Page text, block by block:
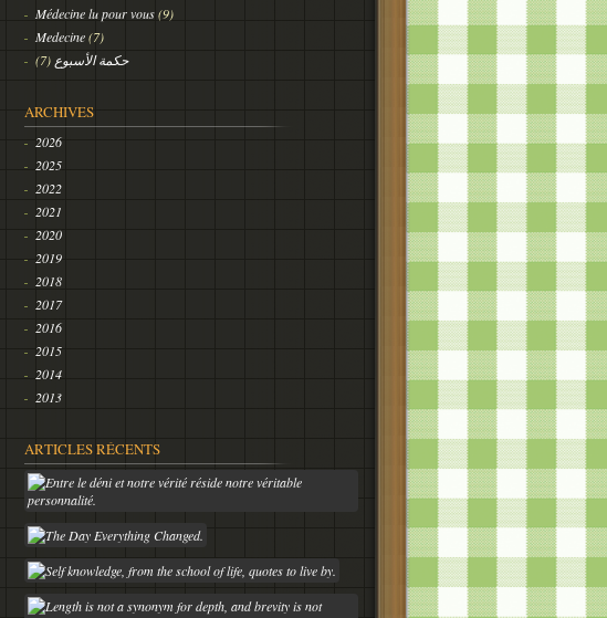
Médecine lu pour vous(9)
Medecine(7)
حكمة الأسبوع (7)
ARCHIVES
2026
2025
2022
2021
2020
2019
2018
2017
2016
2015
2014
2013
ARTICLES RÉCENTS